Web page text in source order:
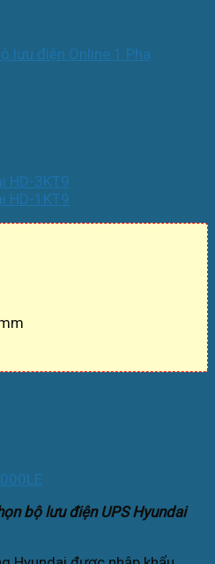
lưu điện Online 1 Pha
bộ lưu điện UPS Hyundai